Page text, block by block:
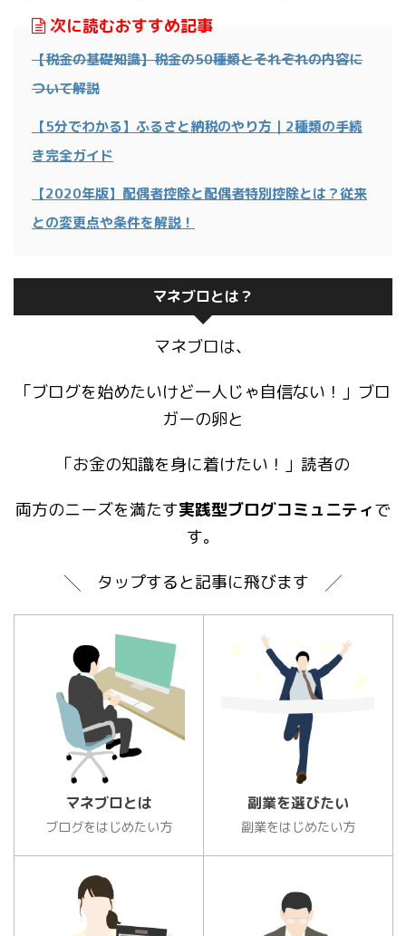
次に読むおすすめ記事
【税金の基礎知識】税金の50種類とそれぞれの内容に
ついて解説
【5分でわかる】ふるさと納税のやり方｜2種類の手続
き完全ガイド
【2020年版】配偶者控除と配偶者特別控除とは？従来
との変更点や条件を解説！
マネブロとは？
マネブロは、
「ブログを始めたいけど一人じゃ自信ない！」ブロ
ガーの卵と
「お金の知識を身に着けたい！」読者の
両方のニーズを満たす実践型ブログコミュニティで
す。
╲ タップすると記事に飛びます ╱
マネブロとは
ブログをはじめたい方
副業を選びたい
副業をはじめたい方